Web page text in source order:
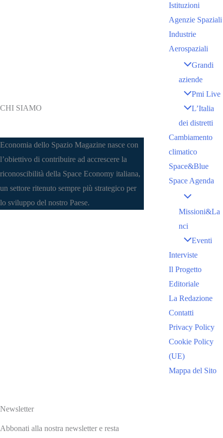
CHI SIAMO
Economia dello Spazio Magazine nasce con
l’obiettivo di contribuire ad accrescere la
riconoscibilità della Space Economy italiana,
un settore ritenuto sempre più strategico per
lo sviluppo del nostro Paese.
Istituzioni
Agenzie Spaziali
Industrie
Aerospaziali
Grandi
aziende
Pmi Live
L’Italia
dei distretti
Cambiamento
climatico
Space&Blue
Space Agenda
Missioni&La
nci
Eventi
Interviste
Il Progetto
Editoriale
La Redazione
Contatti
Privacy Policy
Cookie Policy
(UE)
Mappa del Sito
Newsletter
Abbonati alla nostra newsletter e resta